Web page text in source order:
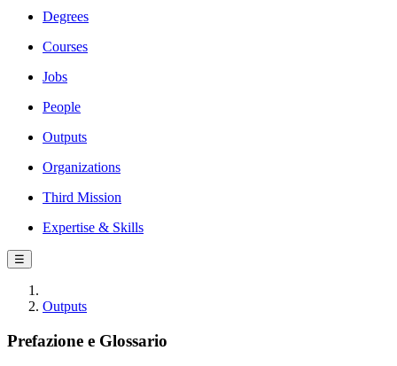
Degrees
Courses
Jobs
People
Outputs
Organizations
Third Mission
Expertise & Skills
☰
Outputs
Prefazione e Glossario